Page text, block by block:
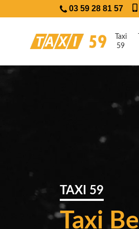
03 59 28 81 57
Taxi
59
TAXI 59
Taxi